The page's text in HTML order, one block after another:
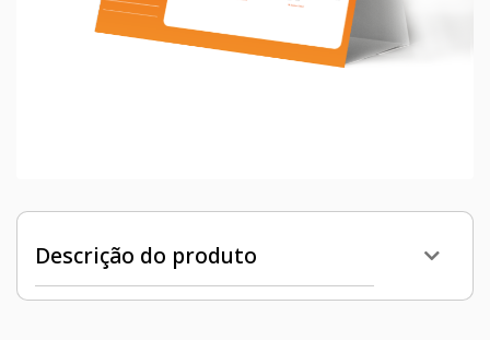
Descrição do produto